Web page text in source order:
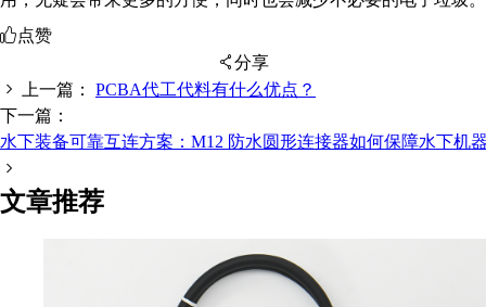
点赞
分享
上一篇： PCBA代工代料有什么优点？
下一篇：
水下装备可靠互连方案：M12 防水圆形连接器如何保障水下机
文章推荐